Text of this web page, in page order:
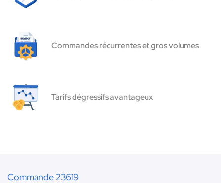
Commandes récurrentes et gros volumes
Tarifs dégressifs avantageux
Commande 23619